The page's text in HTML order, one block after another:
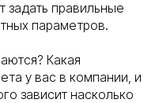
задать правильные
параметров.
Какая
у вас в компании, и
зависит насколько